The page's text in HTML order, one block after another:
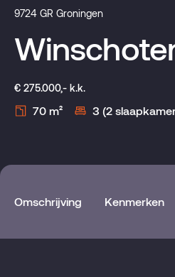
9724 GR Groningen
€ 275.000,- k.k.
70 m² 3 (2
Omschrijving Kenmerken